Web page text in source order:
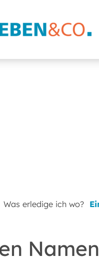
Was erledige ich wo?